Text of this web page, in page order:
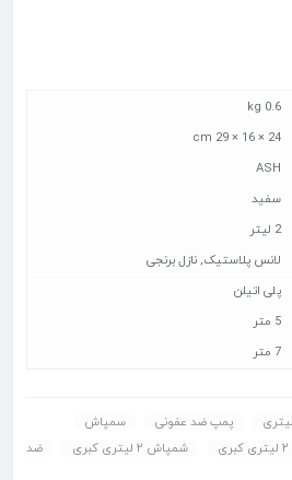
0.6 kg
24 × 16 × 29 cm
ASH
سفید
2 لیتر
لانس پلاستیک, نازل برنجی
پلی اتیلن
5 متر
7 متر
پمپ ضد عفونی
سمپاش
شمپاش ۲ لیتری کبری
ضد